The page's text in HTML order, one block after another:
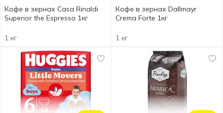
Кофе в зернах Casa Rinaldi
Superior the Espresso 1кг
1 кг
Кофе в зернах Dallmayr
Crema Forte 1кг
1 кг